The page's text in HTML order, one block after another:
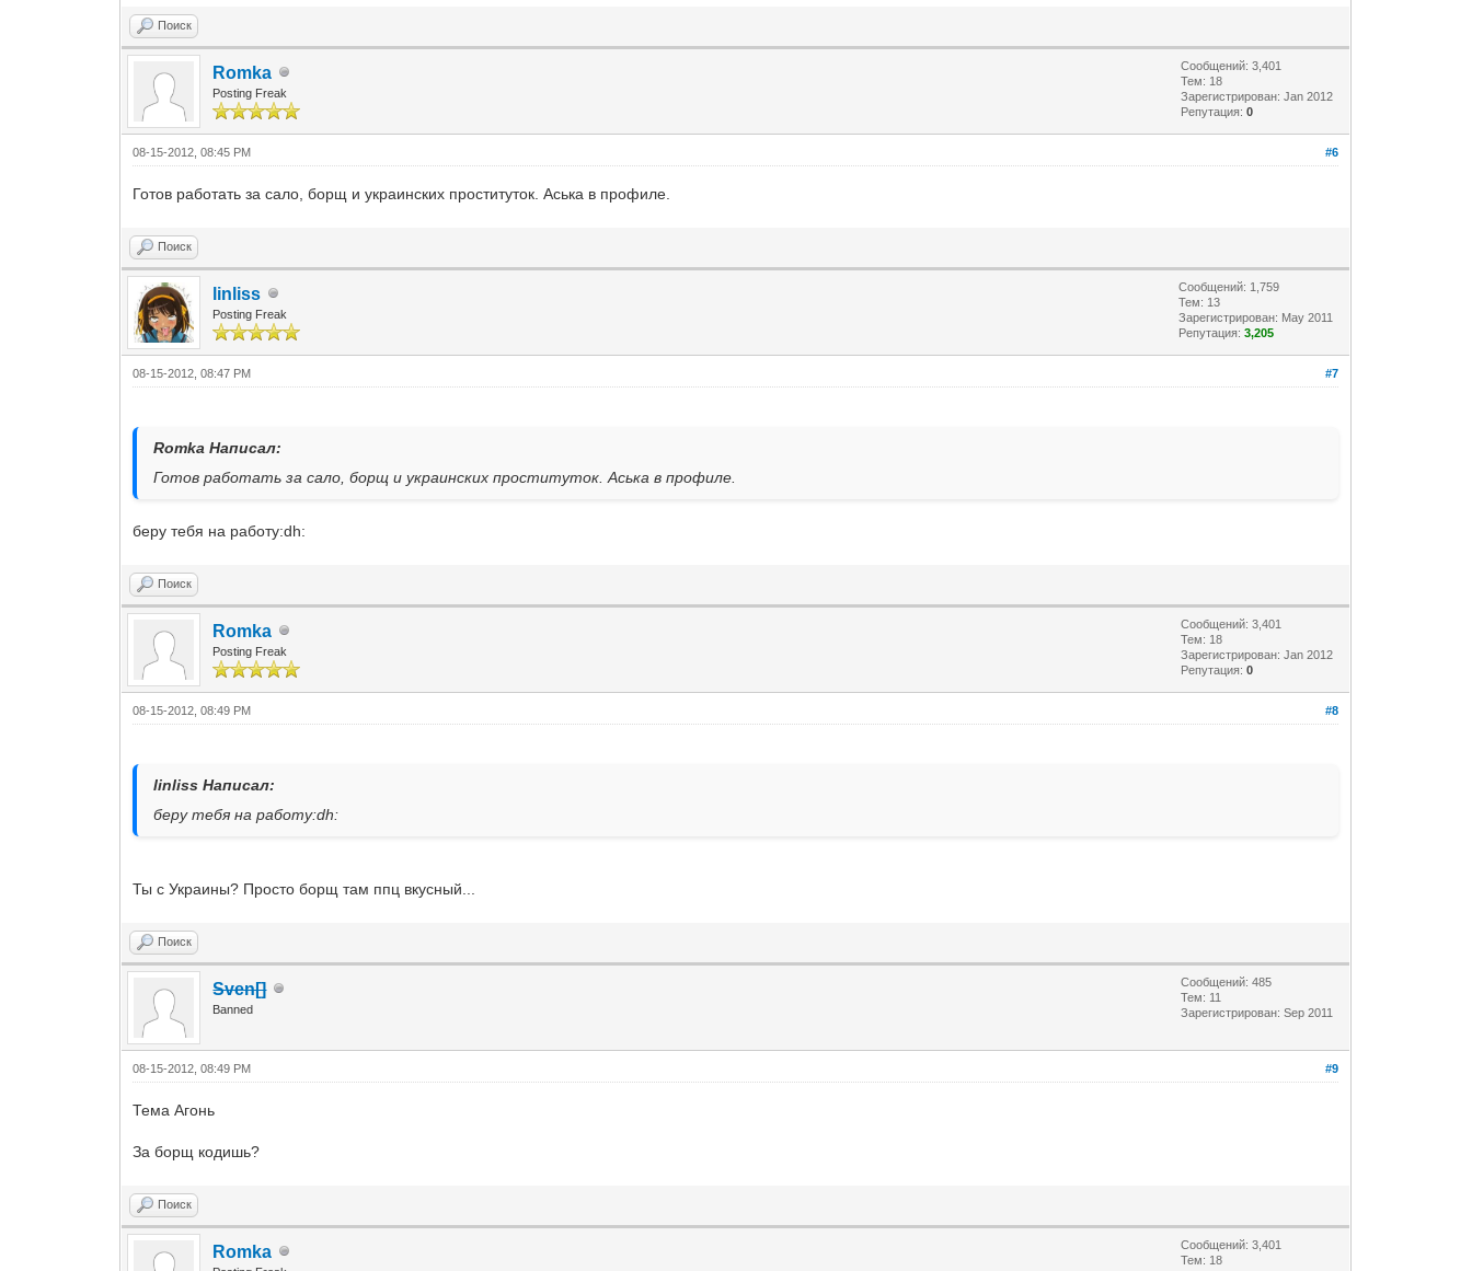
Поиск
Romka
Posting Freak
Сообщений: 3,401
Тем: 18
Зарегистрирован: Jan 2012
Репутация:0
#6
08-15-2012, 08:45 PM
Готов работать за сало, борщ и украинских проституток. Аська в профиле.
Поиск
linliss
Posting Freak
Сообщений: 1,759
Тем: 13
Зарегистрирован: May 2011
Репутация:3,205
#7
08-15-2012, 08:47 PM
Romka Написал:
Готов работать за сало, борщ и украинских проституток. Аська в профиле.
беру тебя на работу:dh:
Поиск
Romka
Posting Freak
Сообщений: 3,401
Тем: 18
Зарегистрирован: Jan 2012
Репутация:0
#8
08-15-2012, 08:49 PM
linliss Написал:
беру тебя на работу:dh:
Ты с Украины? Просто борщ там ппц вкусный...
Поиск
Sven[]
Banned
Сообщений: 485
Тем: 11
Зарегистрирован: Sep 2011
#9
08-15-2012, 08:49 PM
Тема Агонь
За борщ кодишь?
Поиск
Romka
Сообщений: 3,401
Тем: 18